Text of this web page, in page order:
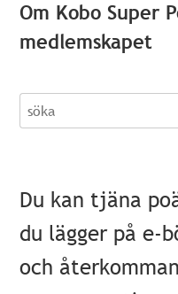
Om Kobo Super
medlemskapet
söka
Du kan tjäna
du lägger på e-
och